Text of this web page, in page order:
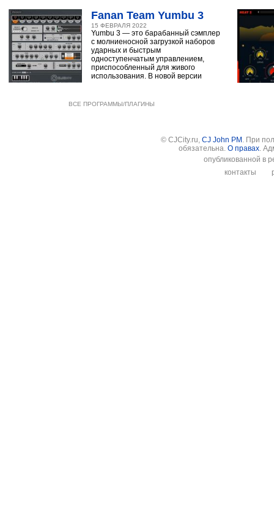
Fanan Team Yumbu 3
15 ФЕВРАЛЯ 2022
Yumbu 3 — это барабанный сэмплер
с молниеносной загрузкой наборов
ударных и быстрым
одноступенчатым управлением,
приспособленный для живого
использования. В новой версии
ВСЕ ПРОГРАММЫ/ПЛАГИНЫ
© CJCity.ru, CJ John PM . При
обязательна. О правах.
опубликованной в
контакты